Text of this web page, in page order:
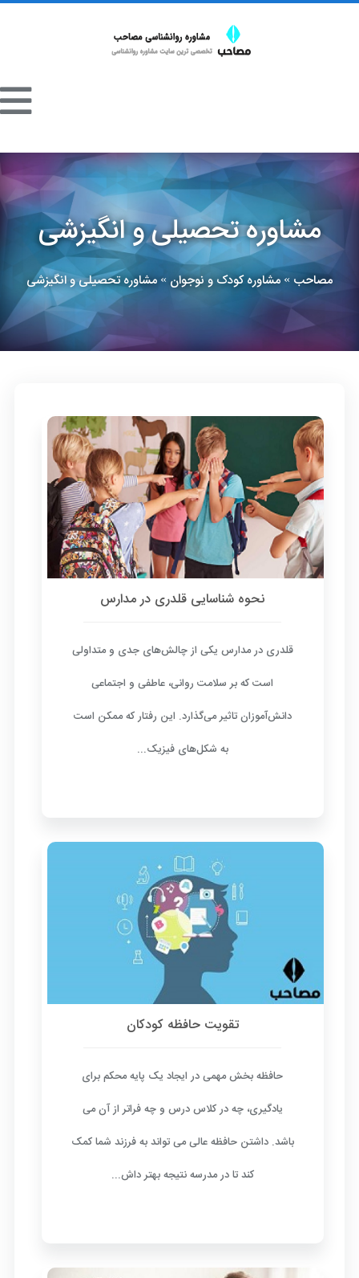
مشاوره تحصیلی و انگیزشی
مصاحب » مشاوره کودک و نوجوان »مشاوره تحصیلی و انگیزشی
نحوه شناسایی قلدری در مدارس
قلدری در مدارس یکی از چالش‌های جدی و متداولی
است که بر سلامت روانی، عاطفی و اجتماعی
دانش‌آموزان تاثیر می‌گذارد. این رفتار که ممکن است
به شکل‌های فیزیک...
تقویت حافظه کودکان
حافظه بخش مهمی در ایجاد یک پایه محکم برای
یادگیری، چه در کلاس درس و چه فراتر از آن می
باشد. داشتن حافظه عالی می تواند به فرزند شما کمک
کند تا در مدرسه نتیجه بهتر داش...